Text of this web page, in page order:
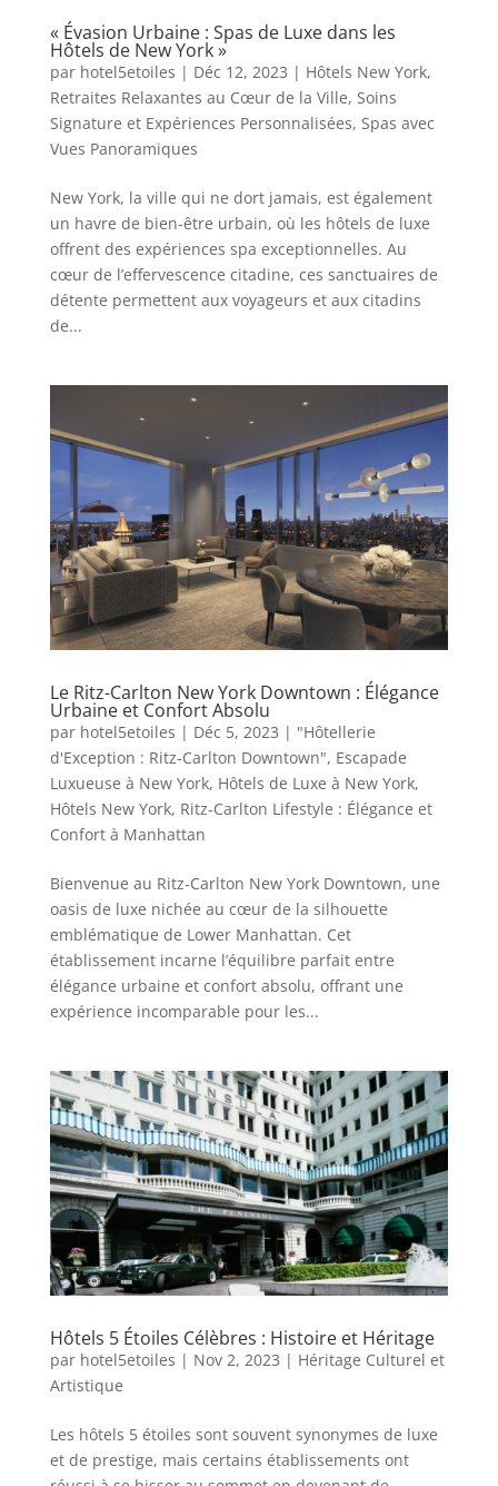
« Évasion Urbaine : Spas de Luxe dans les
Hôtels de New York »
par hotel5etoiles | Déc 12, 2023 | Hôtels New York,
Retraites Relaxantes au Cœur de la Ville, Soins
Signature et Expériences Personnalisées, Spas avec
Vues Panoramiques
New York, la ville qui ne dort jamais, est également
un havre de bien-être urbain, où les hôtels de luxe
offrent des expériences spa exceptionnelles. Au
cœur de l’effervescence citadine, ces sanctuaires de
détente permettent aux voyageurs et aux citadins
de...
Le Ritz-Carlton New York Downtown : Élégance
Urbaine et Confort Absolu
par hotel5etoiles | Déc 5, 2023 | "Hôtellerie
d'Exception : Ritz-Carlton Downtown", Escapade
Luxueuse à New York, Hôtels de Luxe à New York,
Hôtels New York, Ritz-Carlton Lifestyle : Élégance et
Confort à Manhattan
Bienvenue au Ritz-Carlton New York Downtown, une
oasis de luxe nichée au cœur de la silhouette
emblématique de Lower Manhattan. Cet
établissement incarne l’équilibre parfait entre
élégance urbaine et confort absolu, offrant une
expérience incomparable pour les...
Hôtels 5 Étoiles Célèbres : Histoire et Héritage
par hotel5etoiles | Nov 2, 2023 | Héritage Culturel et
Artistique
Les hôtels 5 étoiles sont souvent synonymes de luxe
et de prestige, mais certains établissements ont